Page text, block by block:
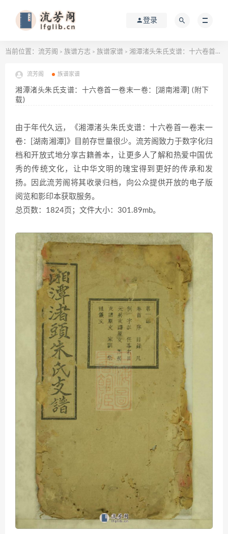
登录
当前位置： 流芳阁 > 族谱方志 > 族谱家谱 > 湘潭渚头朱氏支谱：十六卷首一卷末一卷：[湖南湘潭] (附下载)
流芳阁 族谱家谱
湘潭渚头朱氏支谱：十六卷首一卷末一卷：[湖南湘潭] (附下
载)
由于年代久远，《湘潭渚头朱氏支谱：十六卷首一卷末一
卷：[湖南湘潭]》目前存世量很少。流芳阁致力于数字化归
档和开放式地分享古籍善本，让更多人了解和热爱中国优
秀的传统文化，让中华文明的瑰宝得到更好的传承和发
扬。因此流芳阁将其收录归档，向公众提供开放的电子版
阅览和影印本获取服务。
总页数：1824页；文件大小：301.89mb。